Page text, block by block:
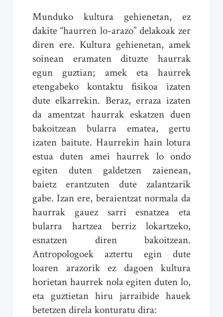
Munduko kultura gehienetan, ez
dakite “haurren lo-arazo” delakoak zer
diren ere. Kultura gehienetan, amek
soinean eramaten dituzte haurrak
egun guztian; amek eta haurrek
etengabeko kontaktu fisikoa izaten
dute elkarrekin. Beraz, erraza izaten
da amentzat haurrak eskatzen duen
bakoitzean bularra ematea, gertu
izaten baitute. Haurrekin hain lotura
estua duten amei haurrek lo ondo
egiten duten galdetzen zaienean,
baietz erantzuten dute zalantzarik
gabe. Izan ere, beraientzat normala da
haurrak gauez sarri esnatzea eta
bularra hartzea berriz lokartzeko,
esnatzen diren bakoitzean.
Antropologoek aztertu egin dute
loaren arazorik ez dagoen kultura
horietan haurrek nola egiten duten lo,
eta guztietan hiru jarraibide hauek
betetzen direla konturatu dira: